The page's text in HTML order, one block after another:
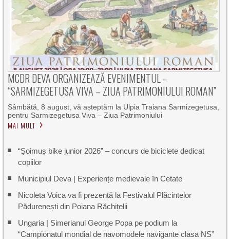
MCDR DEVA ORGANIZEAZĂ EVENIMENTUL –
“SARMIZEGETUSA VIVA – ZIUA PATRIMONIULUI ROMAN”
Sâmbătă, 8 august, vă așteptăm la Ulpia Traiana Sarmizegetusa,
pentru Sarmizegetusa Viva – Ziua Patrimoniului
MAI MULT
“Șoimuș bike junior 2026” – concurs de biciclete dedicat
copiilor
Municipiul Deva | Experiențe medievale în Cetate
Nicoleta Voica va fi prezentă la Festivalul Plăcintelor
Pădurenești din Poiana Răchițelii
Ungaria | Simerianul George Popa pe podium la
“Campionatul mondial de navomodele navigante clasa NS”